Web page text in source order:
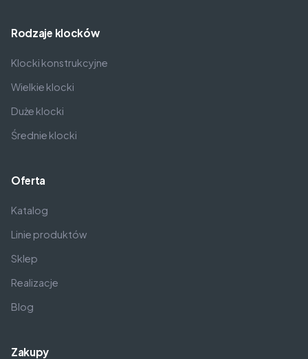
Rodzaje klocków
Klocki konstrukcyjne
Wielkie klocki
Duże klocki
Średnie klocki
Oferta
Katalog
Linie produktów
Sklep
Realizacje
Blog
Zakupy